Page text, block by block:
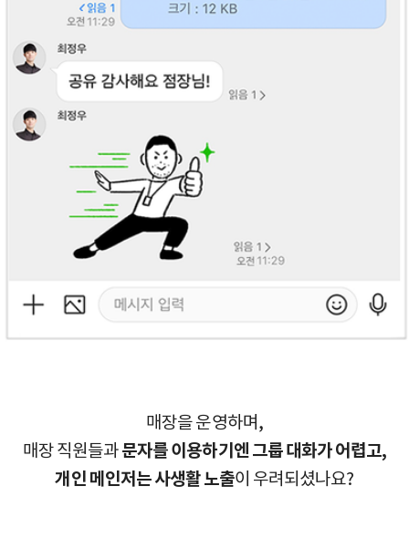
매장을 운영하며,
매장 직원들과문자를 이용하기엔 그룹 대화가 어렵고,
개인 메인저는 사생활 노출이 우려되셨나요?